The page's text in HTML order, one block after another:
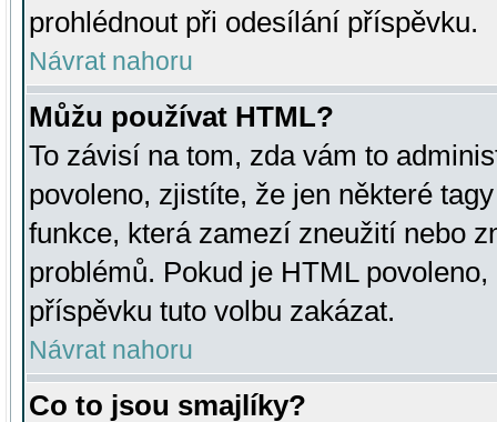
prohlédnout při odesílání příspěvku.
Návrat nahoru
Můžu používat HTML?
To závisí na tom, zda vám to
povoleno, zjistíte, že jen některé
funkce, která zamezí zneužití nebo
problémů. Pokud je HTML
příspěvku tuto volbu zakázat.
Návrat nahoru
Co to jsou smajlíky?